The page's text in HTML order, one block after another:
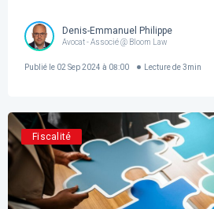
Denis-Emmanuel Philippe
Avocat - Associé @ Bloom Law
Publié le 02 Sep 2024 à 08:00 Lecture de 3min
Fiscalité